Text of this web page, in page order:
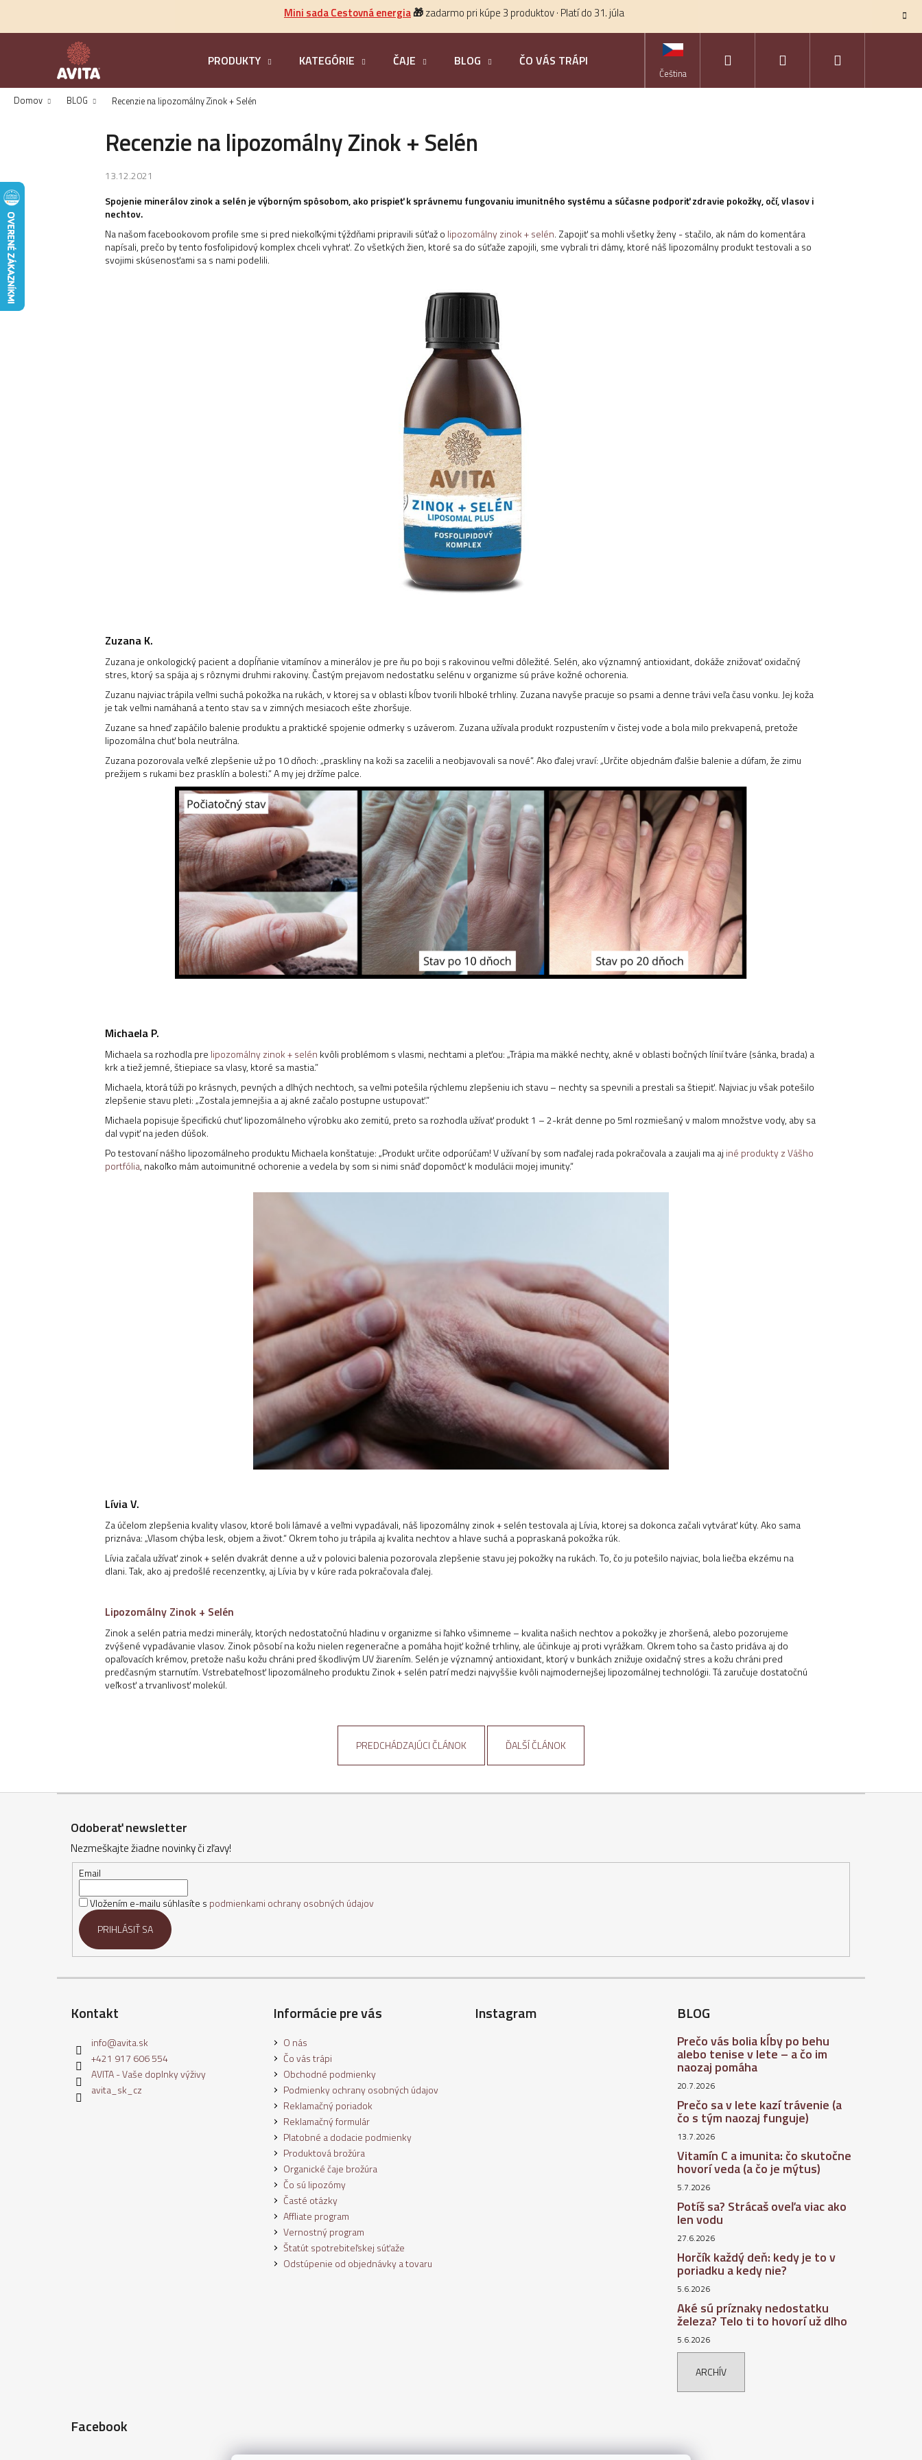
obsah
Mini sada Cestovná energia🎁zadarmo pri kúpe 3 produktov · Platí do 31. júla
PRODUKTY KATEGÓRIE ČAJE BLOG ČO VÁS TRÁPI? KONTAKTY ZNAČKY
Čeština
Prihlásenie
Domov BLOG Recenzie na lipozomálny Zinok + Selén
Recenzie na lipozomálny Zinok + Selén
13.12.2021
Spojenie minerálov zinok a selén je výborným spôsobom, ako prispieť k správnemu fungovaniu imunitného systému a súčasne podporiť zdravie pokožky, očí, vlasov i
nechtov.
Na našom facebookovom profile sme si pred niekoľkými týždňami pripravili súťaž o lipozomálny zinok + selén. Zapojiť sa mohli všetky ženy - stačilo, ak nám do komentára
napísali, prečo by tento fosfolipidový komplex chceli vyhrať. Zo všetkých žien, ktoré sa do súťaže zapojili, sme vybrali tri dámy, ktoré náš lipozomálny produkt testovali a so
svojimi skúsenosťami sa s nami podelili.
Zuzana K.
Zuzana je onkologický pacient a dopĺňanie vitamínov a minerálov je pre ňu po boji s rakovinou veľmi dôležité. Selén, ako významný antioxidant, dokáže znižovať oxidačný
stres, ktorý sa spája aj s rôznymi druhmi rakoviny. Častým prejavom nedostatku selénu v organizme sú práve kožné ochorenia.
Zuzanu najviac trápila veľmi suchá pokožka na rukách, v ktorej sa v oblasti kĺbov tvorili hlboké trhliny. Zuzana navyše pracuje so psami a denne trávi veľa času vonku. Jej koža
je tak veľmi namáhaná a tento stav sa v zimných mesiacoch ešte zhoršuje.
Zuzane sa hneď zapáčilo balenie produktu a praktické spojenie odmerky s uzáverom. Zuzana užívala produkt rozpustením v čistej vode a bola milo prekvapená, pretože
lipozomálna chuť bola neutrálna.
Zuzana pozorovala veľké zlepšenie už po 10 dňoch: „praskliny na koži sa zacelili a neobjavovali sa nové“. Ako ďalej vraví: „Určite objednám ďalšie balenie a dúfam, že zimu
prežijem s rukami bez prasklín a bolesti.“ A my jej držíme palce.
Michaela P.
Michaela sa rozhodla pre lipozomálny zinok + selén kvôli problémom s vlasmi, nechtami a pleťou: „Trápia ma mäkké nechty, akné v oblasti bočných línií tváre (sánka, brada) a
krk a tiež jemné, štiepiace sa vlasy, ktoré sa mastia.”
Michaela, ktorá túži po krásnych, pevných a dlhých nechtoch, sa veľmi potešila rýchlemu zlepšeniu ich stavu – nechty sa spevnili a prestali sa štiepiť. Najviac ju však potešilo
zlepšenie stavu pleti: „Zostala jemnejšia a aj akné začalo postupne ustupovať.”
Michaela popisuje špecifickú chuť lipozomálneho výrobku ako zemitú, preto sa rozhodla užívať produkt 1 – 2-krát denne po 5ml rozmiešaný v malom množstve vody, aby sa
dal vypiť na jeden dúšok.
Po testovaní nášho lipozomálneho produktu Michaela konštatuje: „Produkt určite odporúčam! V užívaní by som naďalej rada pokračovala a zaujali ma aj iné produkty z Vášho
portfólia, nakoľko mám autoimunitné ochorenie a vedela by som si nimi snáď dopomôcť k modulácii mojej imunity.“
Lívia V.
Za účelom zlepšenia kvality vlasov, ktoré boli lámavé a veľmi vypadávali, náš lipozomálny zinok + selén testovala aj Lívia, ktorej sa dokonca začali vytvárať kúty. Ako sama
priznáva: „Vlasom chýba lesk, objem a život.“ Okrem toho ju trápila aj kvalita nechtov a hlave suchá a popraskaná pokožka rúk.
Lívia začala užívať zinok + selén dvakrát denne a už v polovici balenia pozorovala zlepšenie stavu jej pokožky na rukách. To, čo ju potešilo najviac, bola liečba ekzému na
dlani. Tak, ako aj predošlé recenzentky, aj Lívia by v kúre rada pokračovala ďalej.
Lipozomálny Zinok + Selén
Zinok a selén patria medzi minerály, ktorých nedostatočnú hladinu v organizme si ľahko všimneme – kvalita našich nechtov a pokožky je zhoršená, alebo pozorujeme
zvýšené vypadávanie vlasov. Zinok pôsobí na kožu nielen regeneračne a pomáha hojiť kožné trhliny, ale účinkuje aj proti vyrážkam. Okrem toho sa často pridáva aj do
opaľovacích krémov, pretože našu kožu chráni pred škodlivým UV žiarením. Selén je významný antioxidant, ktorý v bunkách znižuje oxidačný stres a kožu chráni pred
predčasným starnutím. Vstrebateľnosť lipozomálneho produktu Zinok + selén patrí medzi najvyššie kvôli najmodernejšej lipozomálnej technológii. Tá zaručuje dostatočnú
veľkosť a trvanlivosť molekúl.
PREDCHÁDZAJÚCI ČLÁNOK ĎALŠÍ ČLÁNOK
Späť
obchodu
Z
Odoberať newsletter
Nezmeškajte žiadne novinky či zľavy!
Email
Vložením e-mailu súhlasíte s podmienkami ochrany osobných údajov
PRIHLÁSIŤ SA
Kontakt
info@avita.sk
+421 917 606 554
AVITA - Vaše doplnky výživy
avita_sk_cz
Informácie pre vás
O nás
Čo vás trápi
Obchodné podmienky
Podmienky ochrany osobných údajov
Reklamačný poriadok
Reklamačný formulár
Platobné a dodacie podmienky
Produktová brožúra
Organické čaje brožúra
Čo sú lipozómy
Časté otázky
Affliate program
Vernostný program
Štatút spotrebiteľskej súťaže
Odstúpenie od objednávky a tovaru
Instagram BLOG
Prečo vás bolia kĺby po behu
alebo tenise v lete – a čo im
naozaj pomáha
20.7.2026
Prečo sa v lete kazí trávenie (a
čo s tým naozaj funguje)
13.7.2026
Vitamín C a imunita: čo skutočne
hovorí veda (a čo je mýtus)
5.7.2026
Potíš sa? Strácaš oveľa viac ako
len vodu
27.6.2026
Horčík každý deň: kedy je to v
poriadku a kedy nie?
5.6.2026
Aké sú príznaky nedostatku
železa? Telo ti to hovorí už dlho
5.6.2026
ARCHÍV
Facebook